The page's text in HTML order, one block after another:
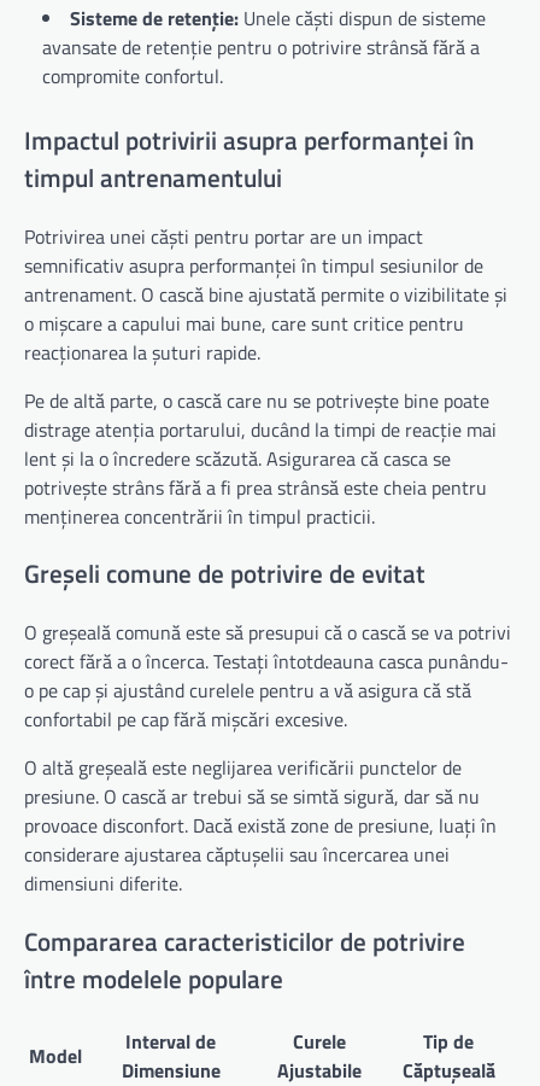
Sisteme de retenție: Unele căști dispun de sisteme
avansate de retenție pentru o potrivire strânsă fără a
compromite confortul.
Impactul potrivirii asupra performanței în
timpul antrenamentului
Potrivirea unei căști pentru portar are un impact
semnificativ asupra performanței în timpul sesiunilor de
antrenament. O cască bine ajustată permite o vizibilitate și
o mișcare a capului mai bune, care sunt critice pentru
reacționarea la șuturi rapide.
Pe de altă parte, o cască care nu se potrivește bine poate
distrage atenția portarului, ducând la timpi de reacție mai
lent și la o încredere scăzută. Asigurarea că casca se
potrivește strâns fără a fi prea strânsă este cheia pentru
menținerea concentrării în timpul practicii.
Greșeli comune de potrivire de evitat
O greșeală comună este să presupui că o cască se va potrivi
corect fără a o încerca. Testați întotdeauna casca punându-
o pe cap și ajustând curelele pentru a vă asigura că stă
confortabil pe cap fără mișcări excesive.
O altă greșeală este neglijarea verificării punctelor de
presiune. O cască ar trebui să se simtă sigură, dar să nu
provoace disconfort. Dacă există zone de presiune, luați în
considerare ajustarea căptușelii sau încercarea unei
dimensiuni diferite.
Compararea caracteristicilor de potrivire
între modelele populare
Model
Interval de
Dimensiune
Curele
Ajustabile
Tip de
Căptușeală